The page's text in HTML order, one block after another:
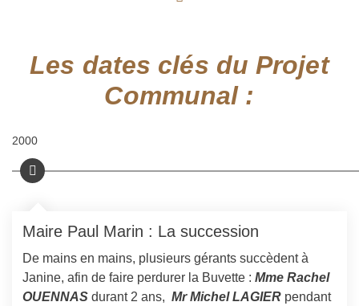
Les dates clés du Projet
Communal :
2000
Maire Paul Marin : La succession
De mains en mains, plusieurs gérants succèdent à
Janine, afin de faire perdurer la Buvette : Mme Rachel
OUENNAS durant 2 ans, Mr Michel LAGIER pendant